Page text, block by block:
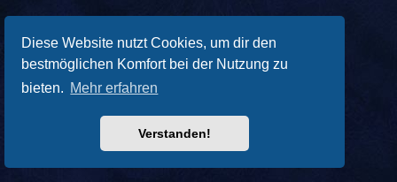
Diese Website nutzt Cookies, um dir den
bestmöglichen Komfort bei der Nutzung zu
bieten. Mehr erfahren
Verstanden!